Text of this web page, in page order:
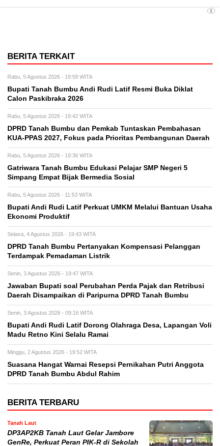
BERITA TERKAIT
Rabu, 5 Agustus 2026 - 19:59 WITA
Bupati Tanah Bumbu Andi Rudi Latif Resmi Buka Diklat
Calon Paskibraka 2026
Rabu, 5 Agustus 2026 - 19:42 WITA
DPRD Tanah Bumbu dan Pemkab Tuntaskan Pembahasan
KUA-PPAS 2027, Fokus pada Prioritas Pembangunan Daerah
Rabu, 5 Agustus 2026 - 19:36 WITA
Gatriwara Tanah Bumbu Edukasi Pelajar SMP Negeri 5
Simpang Empat Bijak Bermedia Sosial
Rabu, 5 Agustus 2026 - 11:53 WITA
Bupati Andi Rudi Latif Perkuat UMKM Melalui Bantuan Usaha
Ekonomi Produktif
Selasa, 4 Agustus 2026 - 19:43 WITA
DPRD Tanah Bumbu Pertanyakan Kompensasi Pelanggan
Terdampak Pemadaman Listrik
Senin, 3 Agustus 2026 - 19:47 WITA
Jawaban Bupati soal Perubahan Perda Pajak dan Retribusi
Daerah Disampaikan di Paripurna DPRD Tanah Bumbu
Senin, 3 Agustus 2026 - 09:16 WITA
Bupati Andi Rudi Latif Dorong Olahraga Desa, Lapangan Voli
Madu Retno Kini Selalu Ramai
Minggu, 2 Agustus 2026 - 19:52 WITA
Suasana Hangat Warnai Resepsi Pernikahan Putri Anggota
DPRD Tanah Bumbu Abdul Rahim
BERITA TERBARU
Tanah Laut
DP3AP2KB Tanah Laut Gelar Jambore
GenRe, Perkuat Peran PIK-R di Sekolah